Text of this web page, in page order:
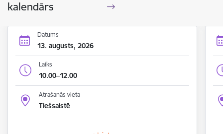
kalendārs
Datums
13. augusts, 2026
Laiks
10.00–12.00
Atrašanās vieta
Tiešsaistē